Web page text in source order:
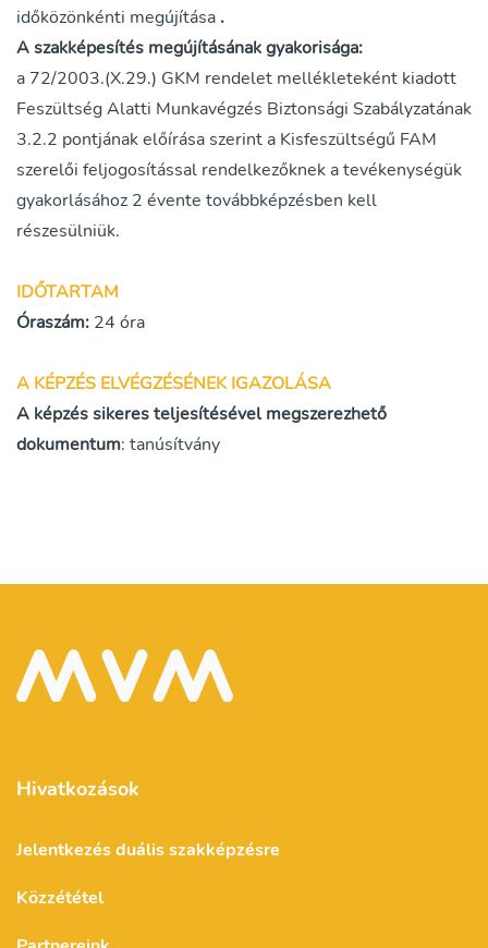
időközönkénti megújítása .
A szakképesítés megújításának gyakorisága:
a 72/2003.(X.29.) GKM rendelet mellékleteként kiadott
Feszültség Alatti Munkavégzés Biztonsági Szabályzatának
3.2.2 pontjának előírása szerint a Kisfeszültségű FAM
szerelői feljogosítással rendelkezőknek a tevékenységük
gyakorlásához 2 évente továbbképzésben kell
részesülniük.
IDŐTARTAM
Óraszám: 24 óra
A KÉPZÉS ELVÉGZÉSÉNEK IGAZOLÁSA
A képzés sikeres teljesítésével megszerezhető
dokumentum: tanúsítvány
Hivatkozások
Jelentkezés duális szakképzésre
Közzététel